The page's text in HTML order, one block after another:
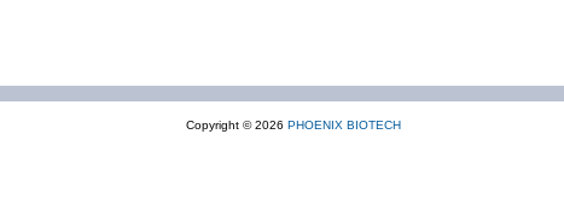
Copyright © 2026 PHOENIX BIOTECH